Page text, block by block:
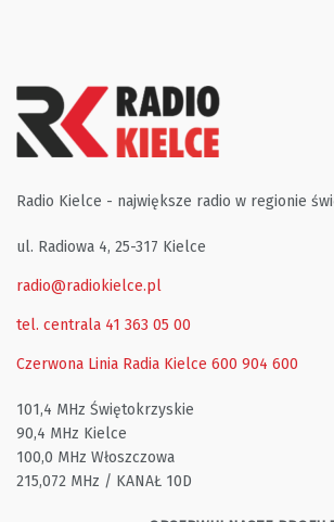
Radio Kielce - największe radio w regionie
ul. Radiowa 4, 25-317 Kielce
radio@radiokielce.pl
tel. centrala 41 363 05 00
Czerwona Linia Radia Kielce 600 904 600
101,4 MHz Świętokrzyskie
90,4 MHz Kielce
100,0 MHz Włoszczowa
215,072 MHz / KANAŁ 10D